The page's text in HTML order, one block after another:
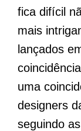
fica difícil
mais
lançados
uma
designers
seguindo